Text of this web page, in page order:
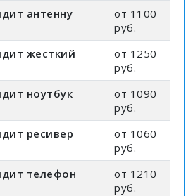
антенну
от 1100
руб.
жесткий
от 1250
руб.
ноутбук
от 1090
руб.
ресивер
от 1060
руб.
телефон
от 1210
руб.